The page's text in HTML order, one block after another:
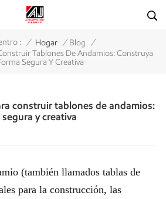
: / Hogar / Blog /
Tablones De Andamios: Construya
Segura Y Creativa
construir tablones de andamios:
y creativa
(también llamados tablas de
para la construcción, las